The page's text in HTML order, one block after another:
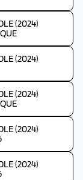
(2024)
(2024)
(2024)
(2024)
(2024)